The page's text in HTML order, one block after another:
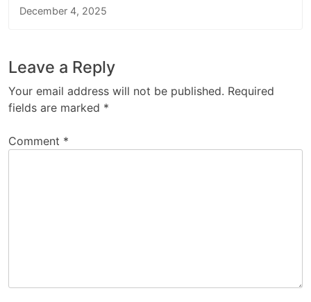
December 4, 2025
Leave a Reply
Your email address will not be published. Required
fields are marked *
Comment *